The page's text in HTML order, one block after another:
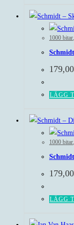
1000 bitar
179,00
LÄGG
1000 bitar
179,00
LÄGG